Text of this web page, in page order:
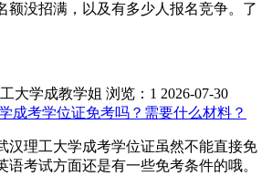
额没招满，以及有多少人报名竞争。了
大学成教学姐 浏览：1 2026-07-30
成考学位证免考吗？需要什么材料？
理工大学成考学位证虽然不能直接免
语考试方面还是有一些免考条件的哦。